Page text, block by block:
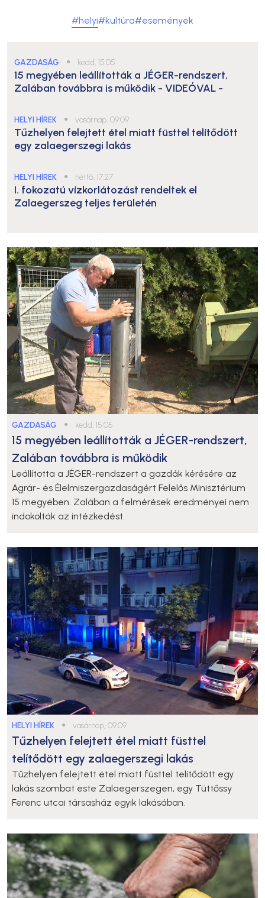
#helyi#kultúra#események
GAZDASÁG ● kedd, 15:05
15 megyében leállították a JÉGER-rendszert,
Zalában továbbra is működik - VIDEÓVAL -
HELYI HÍREK ● vasárnap, 09:09
Tűzhelyen felejtett étel miatt füsttel telítődött
egy zalaegerszegi lakás
HELYI HÍREK ● hétfő, 17:27
I. fokozatú vízkorlátozást rendeltek el
Zalaegerszeg teljes területén
GAZDASÁG ● kedd, 15:05
15 megyében leállították a JÉGER-rendszert,
Zalában továbbra is működik
Leállította a JÉGER-rendszert a gazdák kérésére az
Agrár- és Élelmiszergazdaságért Felelős Minisztérium
15 megyében. Zalában a felmérések eredményei nem
indokolták az intézkedést.
HELYI HÍREK ● vasárnap, 09:09
Tűzhelyen felejtett étel miatt füsttel
telítődött egy zalaegerszegi lakás
Tűzhelyen felejtett étel miatt füsttel telítődött egy
lakás szombat este Zalaegerszegen, egy Tüttőssy
Ferenc utcai társasház egyik lakásában.